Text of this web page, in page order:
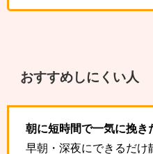
おすすめしにくい人
朝に短時間で一気に挽き
早朝・深夜にできるだけ